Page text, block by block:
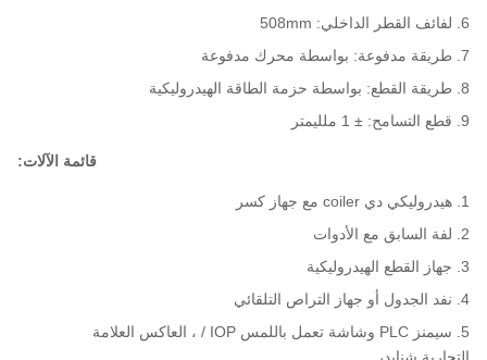
لفائف القطر الداخلي: 508mm
طريقة مدفوعة: بواسطة محرك مدفوعة
طريقة القطع: بواسطة حزمة الطاقة الهيدروليكية
قطع التسامح: ± 1 ملليمتر
قائمة الآلات:
هيدروليكي دي coiler مع جهاز كسر
لفة السابق مع الأدوات
جهاز القطع الهيدروليكية
نفد الجدول أو جهاز التراص التلقائي
سيمنز PLC وشاشة تعمل باللمس IOP / ، العاكس العلامة